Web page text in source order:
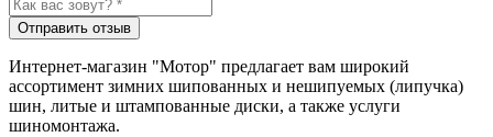
Отправить отзыв
Интернет-магазин "Мотор" предлагает вам широкий
ассортимент зимних шипованных и нешипуемых (липучка)
шин, литые и штампованные диски, а также услуги
шиномонтажа.